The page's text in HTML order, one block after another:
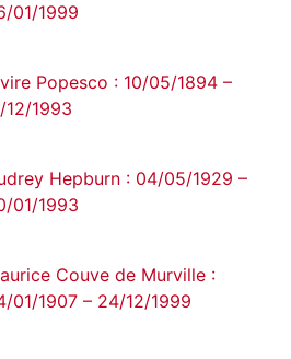
01/1999
Popesco : 10/05/1894 –
12/1993
Hepburn : 04/05/1929 –
01/1993
Couve de Murville :
01/1907 – 24/12/1999